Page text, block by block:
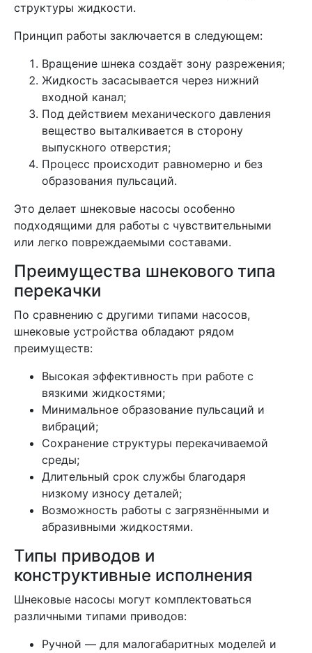
структуры жидкости.
Принцип работы заключается в следующем:
Вращение шнека создаёт зону разрежения;
Жидкость засасывается через нижний
входной канал;
Под действием механического давления
вещество выталкивается в сторону
выпускного отверстия;
Процесс происходит равномерно и без
образования пульсаций.
Это делает шнековые насосы особенно
подходящими для работы с чувствительными
или легко повреждаемыми составами.
Преимущества шнекового типа
перекачки
По сравнению с другими типами насосов,
шнековые устройства обладают рядом
преимуществ:
Высокая эффективность при работе с
вязкими жидкостями;
Минимальное образование пульсаций и
вибраций;
Сохранение структуры перекачиваемой
среды;
Длительный срок службы благодаря
низкому износу деталей;
Возможность работы с загрязнёнными и
абразивными жидкостями.
Типы приводов и
конструктивные исполнения
Шнековые насосы могут комплектоваться
различными типами приводов:
Ручной — для малогабаритных моделей и